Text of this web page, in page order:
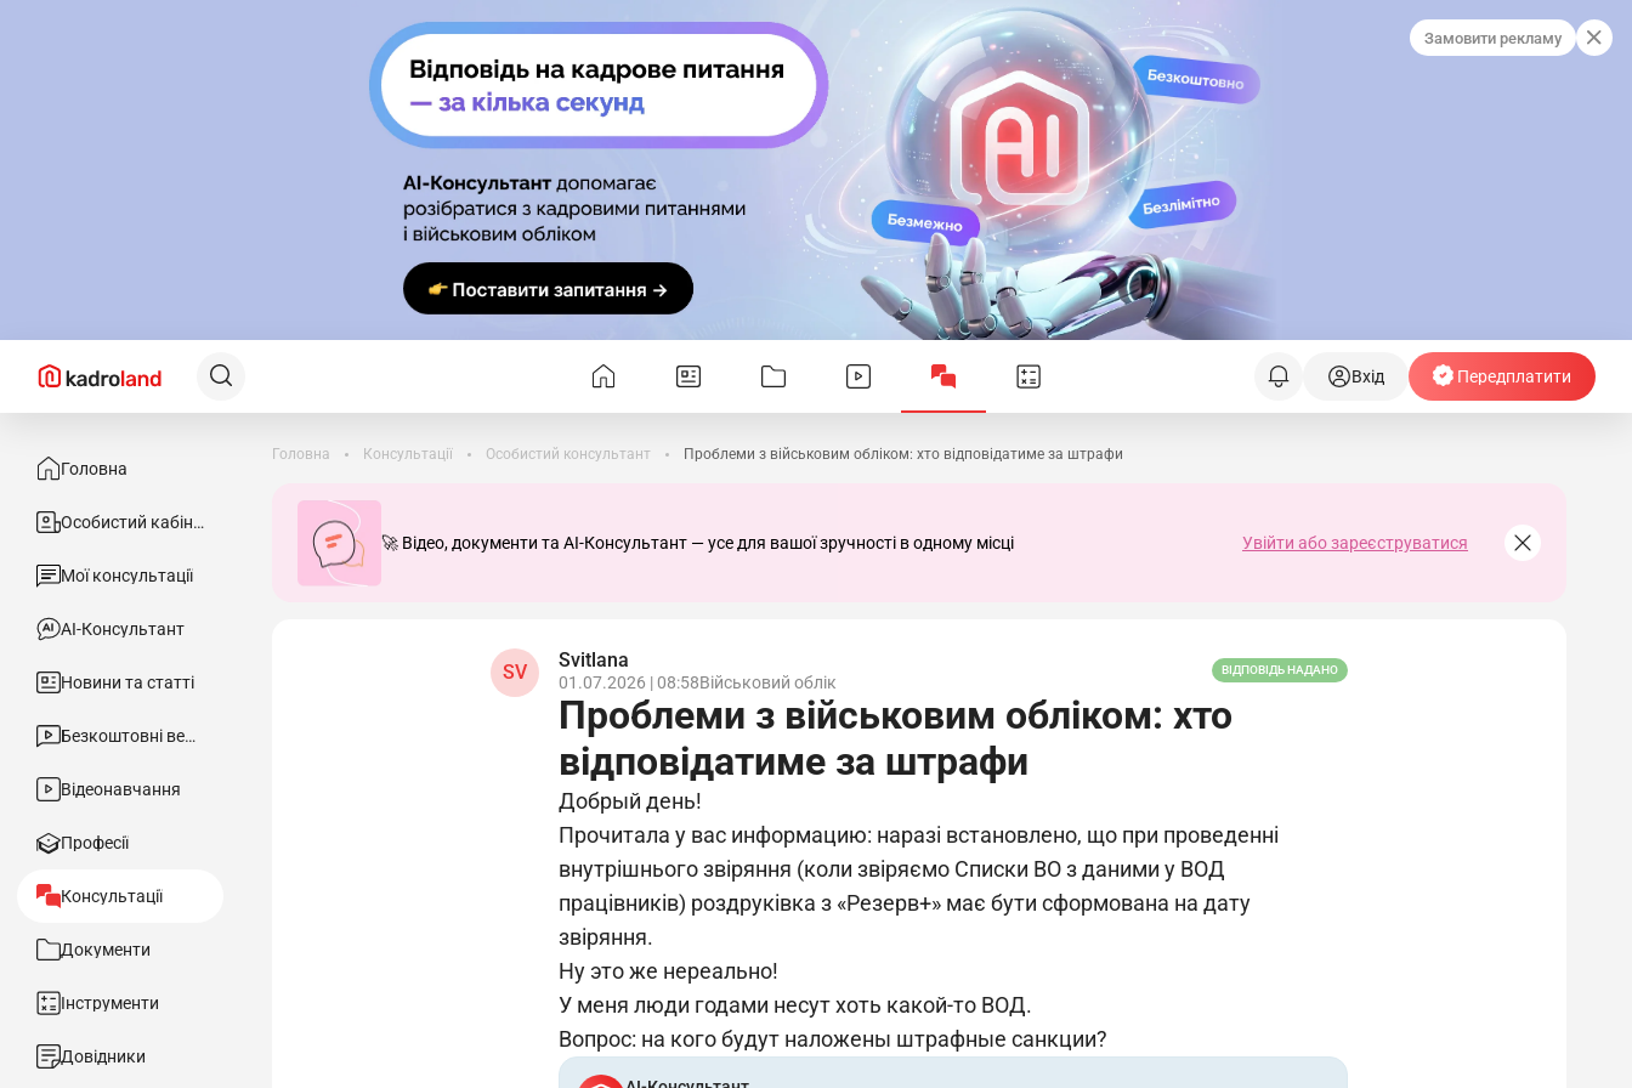
Замовити рекламу
Вхід Передплатити
Головна
Особистий кабінет
Мої консультації
АІ-Консультант
Новини та статті
Безкоштовні вебінари
Відеонавчання
Професії
Консультації
Документи
Інструменти
Довідники
Головна Консультації Особистий консультант Проблеми з військовим обліком: хто відповідатиме за штрафи
🚀 Відео, документи та AI-Консультант — усе для вашої зручності в одному місці Увійти або зареєструватися
SV
Svitlana
01.07.2026 | 08:58Військовий облік
ВІДПОВІДЬ НАДАНО
Проблеми з військовим обліком: хто
відповідатиме за штрафи
Добрый день!
Прочитала у вас информацию: наразі встановлено, що при проведенні
внутрішнього звіряння (коли звіряємо Списки ВО з даними у ВОД
працівників) роздруківка з «Резерв+» має бути сформована на дату
звіряння.
Ну это же нереально!
У меня люди годами несут хоть какой-то ВОД.
Вопрос: на кого будут наложены штрафные санкции?